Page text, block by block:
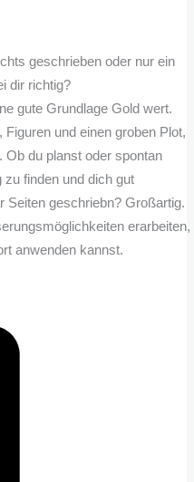
geschrieben oder nur ein
dir richtig?
gute Grundlage Gold wert.
und einen groben Plot,
Ob du planst oder spontan
zu finden und dich gut
Seiten geschriebn? Großartig.
erarbeiten,
anwenden kannst.